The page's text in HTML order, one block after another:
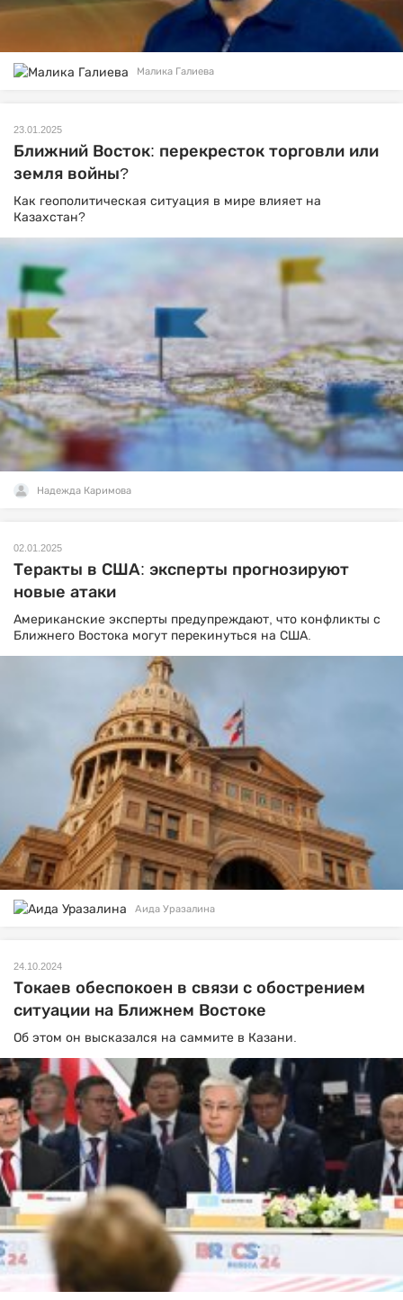
Малика Галиева
23.01.2025
Ближний Восток: перекресток торговли или
земля войны?
Как геополитическая ситуация в мире влияет на
Казахстан?
Надежда Каримова
02.01.2025
Теракты в США: эксперты прогнозируют
новые атаки
Американские эксперты предупреждают, что конфликты с
Ближнего Востока могут перекинуться на США.
Аида Уразалина
24.10.2024
Токаев обеспокоен в связи с обострением
ситуации на Ближнем Востоке
Об этом он высказался на саммите в Казани.